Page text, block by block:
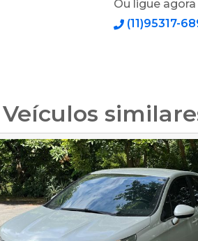
Ou ligue agora
(11)95317-
Veículos